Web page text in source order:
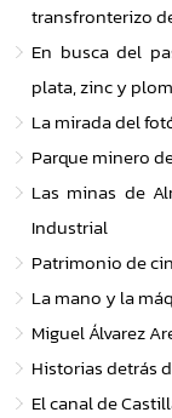
transfronterizo
En busca del
plata, zinc y
La mirada del
Parque minero
Las minas de
Industrial
Patrimonio de
La mano y la
Miguel Álvarez
Historias detrás
El canal de